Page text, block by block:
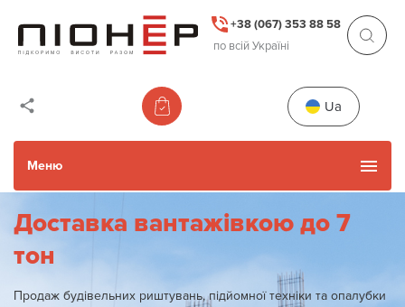
+38 (067) 353 88 58
по всій Україні
Ua
Меню
Каталог товарів
Доставка вантажівкою до 7
тон
Продаж будівельних риштувань, підйомної техніки та опалубки